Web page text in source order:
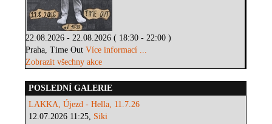
22.08.2026 - 22.08.2026 ( 18:30 - 22:00 )
Praha, Time OutVíce informací ...
Zobrazit všechny akce
POSLEDNÍ GALERIE
LAKKA, Újezd - Hella, 11.7.26
12.07.2026 11:25, Siki